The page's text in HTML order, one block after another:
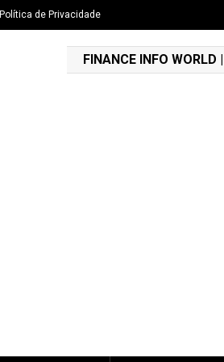
Política de Privacidade
FINANCE INFO WORLD